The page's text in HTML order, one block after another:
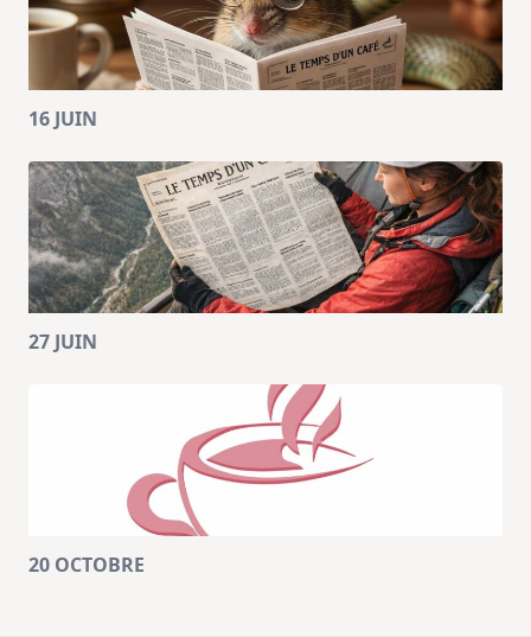
16 JUIN
27 JUIN
20 OCTOBRE